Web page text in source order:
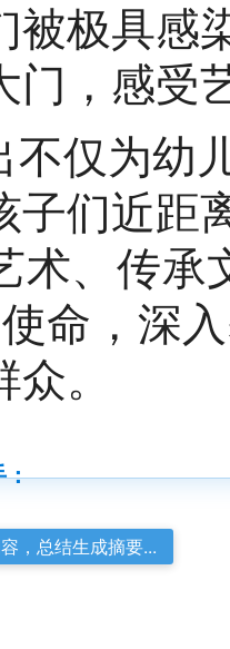
被极具感
门，感受
不仅为幼
子们近距
术、传承
命，深
。
：
，总结生成摘要...